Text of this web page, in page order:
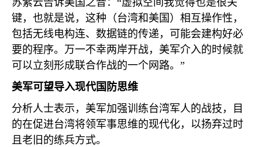
苏紫云告诉美国之音：“虚拟空间我觉得也是很关
键，也就是说，这种（台湾和美国）相互操作性，
包括无线电构连、数据链的传递，可能会建构好必
要的程序。万一不幸两岸开战，美军介入的时候就
可以立刻形成联合作战的一个网路。”
美军可望导入现代国防思维
分析人士表示，美军加强训练台湾军人的战技，目
的在促进台湾将领军事思维的现代化，以扬弃过时
且老旧的练兵方式。